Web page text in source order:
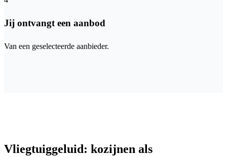
Jij ontvangt een aanbod
Van een geselecteerde aanbieder.
Vliegtuiggeluid: kozijnen als